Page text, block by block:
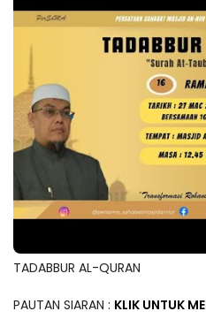
TADABBUR AL-QURAN
PAUTAN SIARAN : KLIK UNTUK